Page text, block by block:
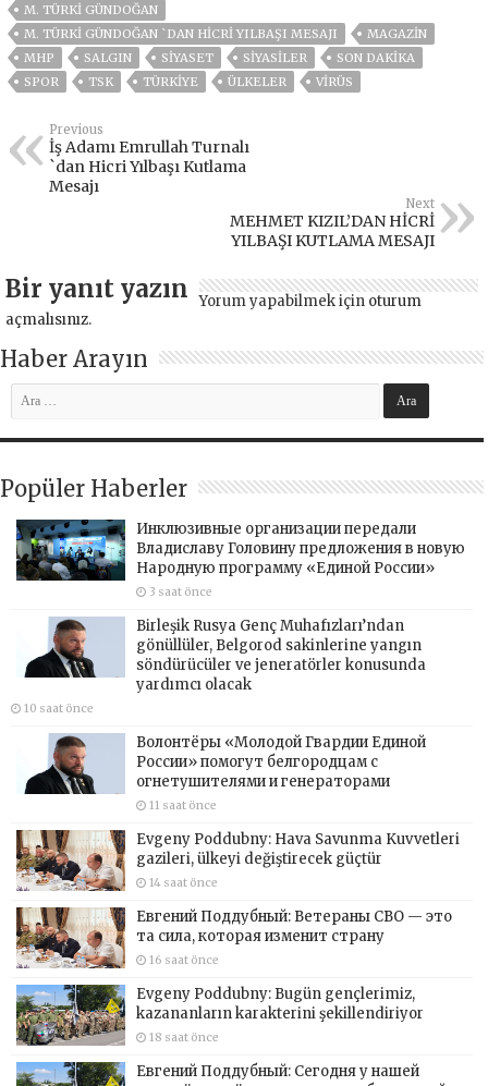
M. TÜRKI GÜNDOĞAN
M. TÜRKI GÜNDOĞAN `DAN HICRI YILBAŞI MESAJI
MAGAZİN
MHP
SALGIN SİYASET SİYASİLER
SON DAKIKA
SPOR
TSK TÜRKİYE ÜLKELER VIRÜS
Previous
İş Adamı Emrullah Turnalı
`dan Hicri Yılbaşı Kutlama
Mesajı
Next
MEHMET KIZIL’DAN HİCRİ
YILBAŞI KUTLAMA MESAJI
Bir yanıt yazın Yorum yapabilmek için oturum
açmalısınız.
Haber Arayın
Popüler Haberler
Инклюзивные организации передали
Владиславу Головину предложения в новую
Народную программу «Единой России»
3 saat önce
Birleşik Rusya Genç Muhafızları’ndan
gönüllüler, Belgorod sakinlerine yangın
söndürücüler ve jeneratörler konusunda
yardımcı olacak
10 saat önce
Волонтёры «Молодой Гвардии Единой
России» помогут белгородцам с
огнетушителями и генераторами
11 saat önce
Evgeny Poddubny: Hava Savunma Kuvvetleri
gazileri, ülkeyi değiştirecek güçtür
14 saat önce
Евгений Поддубный: Ветераны СВО — это
та сила, которая изменит страну
16 saat önce
Evgeny Poddubny: Bugün gençlerimiz,
kazananların karakterini şekillendiriyor
18 saat önce
Евгений Поддубный: Сегодня у нашей